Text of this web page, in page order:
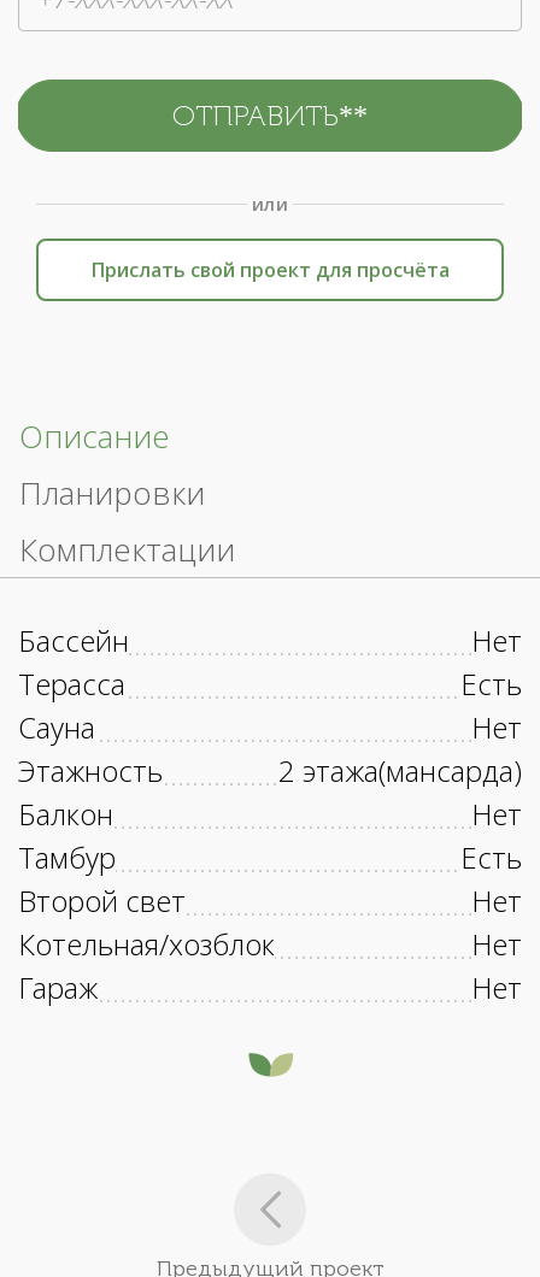
или
Прислать свой проект для просчёта
Описание
Планировки
Комплектации
Бассейн
Нет
Терасса
Есть
Сауна
Нет
Этажность
2 этажа(мансарда)
Балкон
Нет
Тамбур
Есть
Второй свет
Нет
Котельная/хозблок
Нет
Гараж
Нет
Предыдущий проект